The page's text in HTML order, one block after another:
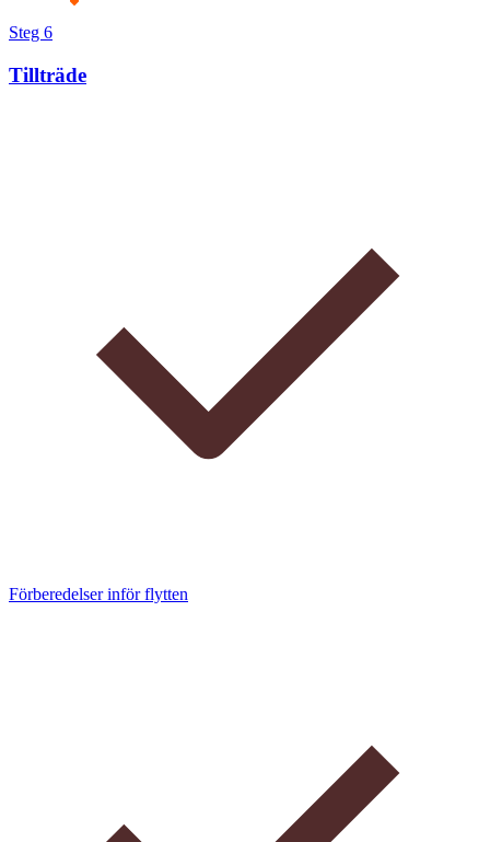
Steg 6
Tillträde
Förberedelser inför flytten